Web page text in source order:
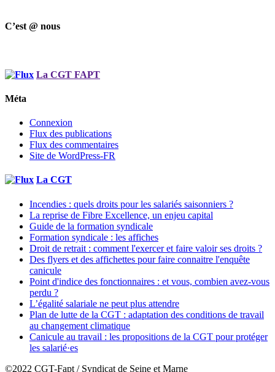
C’est @ nous
La CGT FAPT
Méta
Connexion
Flux des publications
Flux des commentaires
Site de WordPress-FR
La CGT
Incendies : quels droits pour les salariés saisonniers ?
La reprise de Fibre Excellence, un enjeu capital
Guide de la formation syndicale
Formation syndicale : les affiches
Droit de retrait : comment l'exercer et faire valoir ses droits ?
Des flyers et des affichettes pour faire connaitre l'enquête
canicule
Point d'indice des fonctionnaires : et vous, combien avez-vous
perdu ?
L’égalité salariale ne peut plus attendre
Plan de lutte de la CGT : adaptation des conditions de travail
au changement climatique
Canicule au travail : les propositions de la CGT pour protéger
les salarié·es
©2022 CGT-Fapt / Syndicat de Seine et Marne